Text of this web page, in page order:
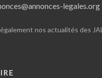
legales.org
nos actualités des JAL